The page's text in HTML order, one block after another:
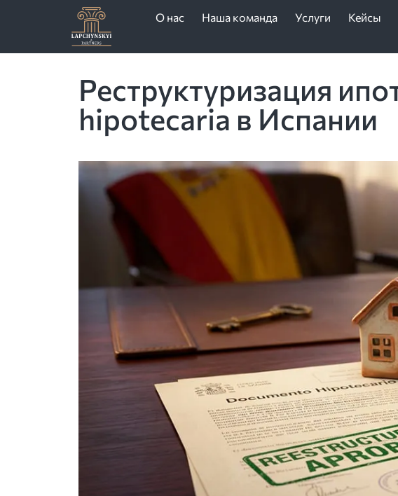
О нас Наша команда Услуги Кейсы
Реструктуризация
hipotecaria в Испании